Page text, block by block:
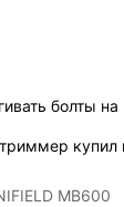
болты
купил
MB600